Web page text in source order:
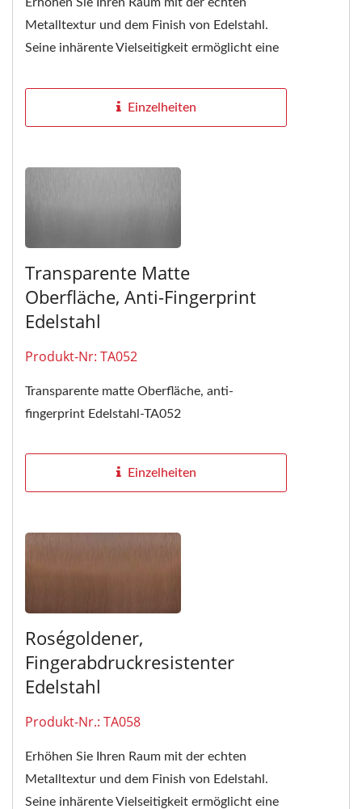
Metalltextur und dem Finish von Edelstahl.
Seine inhärente Vielseitigkeit ermöglicht eine
Einzelheiten
Transparente Matte
Oberfläche, Anti-Fingerprint
Edelstahl
Produkt-Nr: TA052
Transparente matte Oberfläche, anti-
fingerprint Edelstahl-TA052
Einzelheiten
Roségoldener,
Fingerabdruckresistenter
Edelstahl
Produkt-Nr.: TA058
Erhöhen Sie Ihren Raum mit der echten
Metalltextur und dem Finish von Edelstahl.
Seine inhärente Vielseitigkeit ermöglicht eine